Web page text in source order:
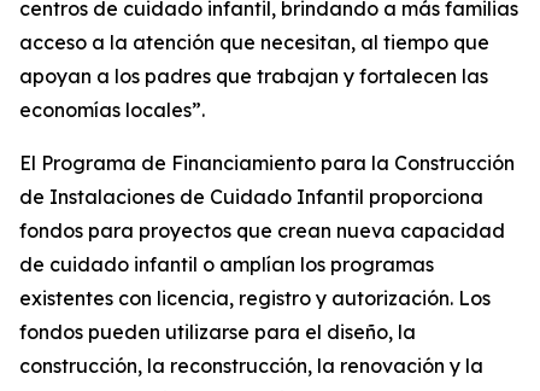
centros de cuidado infantil, brindando a más familias
acceso a la atención que necesitan, al tiempo que
apoyan a los padres que trabajan y fortalecen las
economías locales”.
El Programa de Financiamiento para la Construcción
de Instalaciones de Cuidado Infantil proporciona
fondos para proyectos que crean nueva capacidad
de cuidado infantil o amplían los programas
existentes con licencia, registro y autorización. Los
fondos pueden utilizarse para el diseño, la
construcción, la reconstrucción, la renovación y la